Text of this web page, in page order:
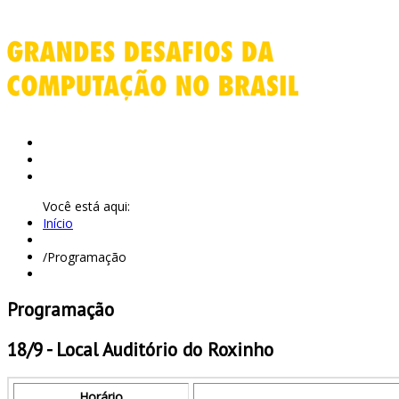
Você está aqui:
Início
/Programação
Programação
18/9 - Local Auditório do Roxinho